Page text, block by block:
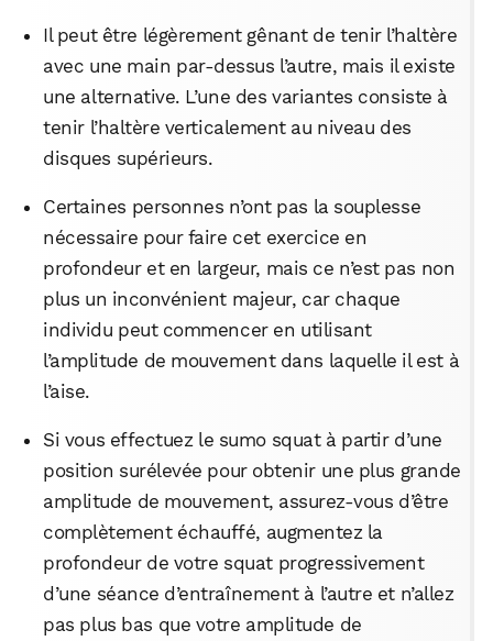
Il peut être légèrement gênant de tenir l’haltère
avec une main par-dessus l’autre, mais il existe
une alternative. L’une des variantes consiste à
tenir l’haltère verticalement au niveau des
disques supérieurs.
Certaines personnes n’ont pas la souplesse
nécessaire pour faire cet exercice en
profondeur et en largeur, mais ce n’est pas non
plus un inconvénient majeur, car chaque
individu peut commencer en utilisant
l’amplitude de mouvement dans laquelle il est à
l’aise.
Si vous effectuez le sumo squat à partir d’une
position surélevée pour obtenir une plus grande
amplitude de mouvement, assurez-vous d’être
complètement échauffé, augmentez la
profondeur de votre squat progressivement
d’une séance d’entraînement à l’autre et n’allez
pas plus bas que votre amplitude de